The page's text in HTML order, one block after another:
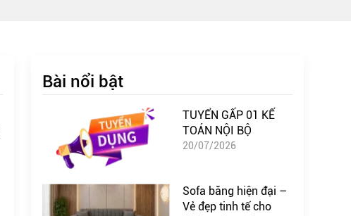
Bài nổi bật
TUYỂN GẤP 01 KẾ
TOÁN NỘI BỘ
20/07/2026
Sofa băng hiện đại –
Vẻ đẹp tinh tế cho